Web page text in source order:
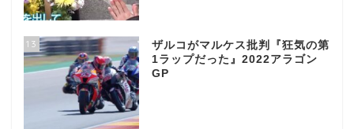
13
ザルコがマルケス批判『狂気の第
1ラップだった』2022アラゴン
GP